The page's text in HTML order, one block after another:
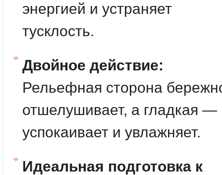
энергией и устраняет
тусклость.
Двойное действие:
Рельефная сторона
отшелушивает, а гладкая —
успокаивает и увлажняет.
Идеальная подготовка к